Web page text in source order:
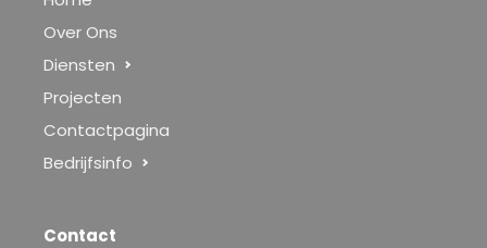
Over Ons
Diensten
Projecten
Contactpagina
Bedrijfsinfo
Contact